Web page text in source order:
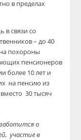
в пределах
в связи со
– до 40
похороны
пенсионеров
более 10 лет и
на пенсию из
30 тысяч
ся о
участие в